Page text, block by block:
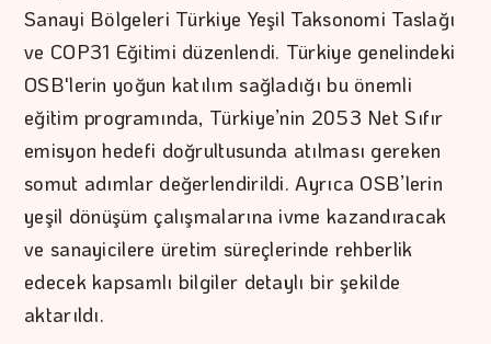
Sanayi Bölgeleri Türkiye Yeşil Taksonomi Taslağı
ve COP31 Eğitimi düzenlendi. Türkiye genelindeki
OSB'lerin yoğun katılım sağladığı bu önemli
eğitim programında, Türkiye’nin 2053 Net Sıfır
emisyon hedefi doğrultusunda atılması gereken
somut adımlar değerlendirildi. Ayrıca OSB’lerin
yeşil dönüşüm çalışmalarına ivme kazandıracak
ve sanayicilere üretim süreçlerinde rehberlik
edecek kapsamlı bilgiler detaylı bir şekilde
aktarıldı.